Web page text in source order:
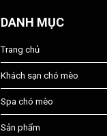
DANH MỤC
Trang chủ
Khách sạn chó mèo
Spa chó mèo
Sản phẩm